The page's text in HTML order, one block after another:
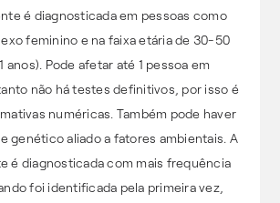
é diagnosticada em pessoas como
feminino e na faixa etária de 30-50
anos). Pode afetar até 1 pessoa em
não há testes definitivos, por isso é
numéricas. Também pode haver
genético aliado a fatores ambientais. A
é diagnosticada com mais frequência
foi identificada pela primeira vez,